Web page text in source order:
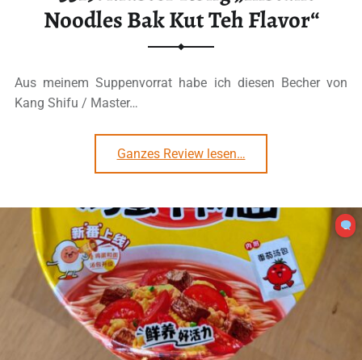
Noodles Bak Kut Teh Flavor“
Aus meinem Suppenvorrat habe ich diesen Becher von
Kang Shifu / Master…
Ganzes Review lesen“#3319: Master Kong „Instant Noodles Bak Kut Teh Flavor“”
…
0